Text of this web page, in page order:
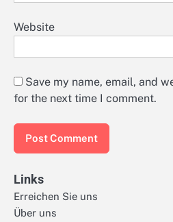
Website
Save my name, email, and
for the next time I comment.
Links
Erreichen Sie uns
Über uns